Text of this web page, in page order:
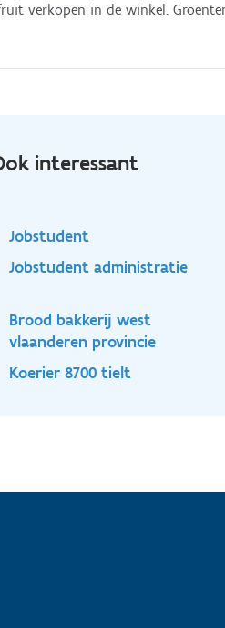
verkopen in de winkel.
interessant
Jobstudent
Jobstudent administratie
Brood bakkerij west
vlaanderen provincie
Koerier 8700 tielt